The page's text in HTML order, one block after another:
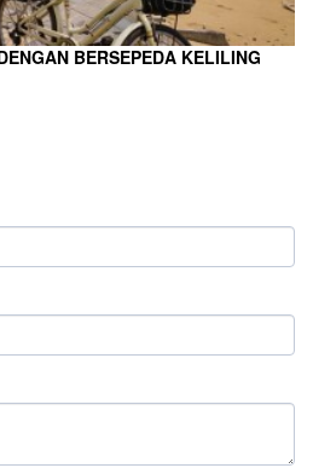
BERSEPEDA KELILING